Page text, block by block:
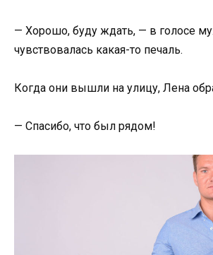
— Хорошо, буду ждать, — в голосе
чувствовалась какая-то печаль.
Когда они вышли на улицу, Лена
— Спасибо, что был рядом!